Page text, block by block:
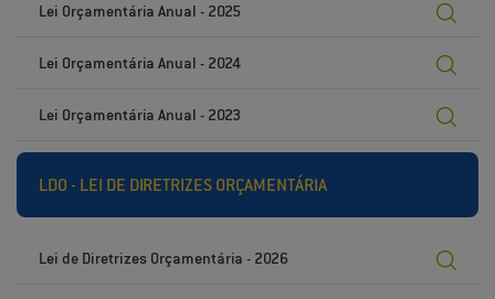
Lei Orçamentária Anual - 2025
Lei Orçamentária Anual - 2024
Lei Orçamentária Anual - 2023
LDO - LEI DE DIRETRIZES ORÇAMENTÁRIA
Lei de Diretrizes Orçamentária - 2026